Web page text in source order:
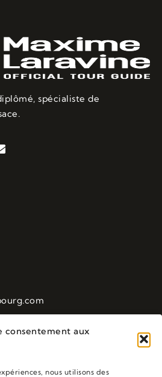
consentement aux
nous utilisons des
spécialiste de